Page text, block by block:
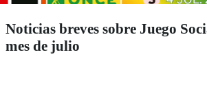
Noticias breves sobre Juego
mes de julio